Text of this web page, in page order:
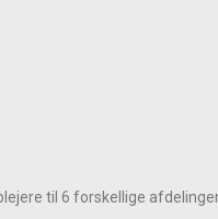
til 6 forskellige